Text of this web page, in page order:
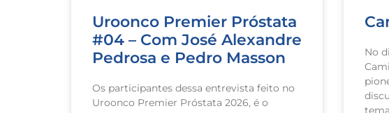
Uroonco Premier Próstata
#04 – Com José Alexandre
Pedrosa e Pedro Masson
Os participantes dessa entrevista feito no
Uroonco Premier Próstata 2026, é o
No